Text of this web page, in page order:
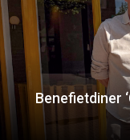
Benefietdiner